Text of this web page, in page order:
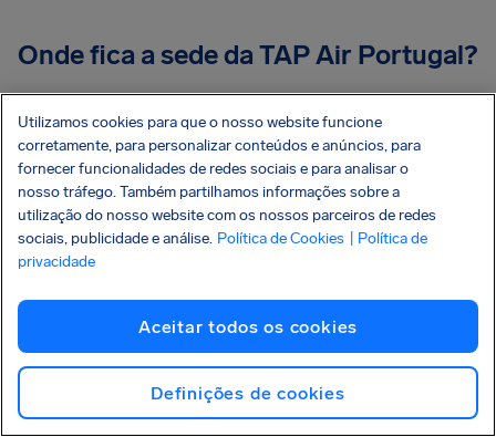
Onde fica a sede da TAP Air Portugal?
A sede corporativa da TAP Air Portugal está
localizada em Lisboa, Portugal. Seus principais
centros de operação são o Aeroporto de Lisboa e o
Aeroporto do Porto.
Atrasos e cancelamentos recentes
dd/mm/aaaa
Utilizamos cookies para que o nosso website funcione
corretamente, para personalizar conteúdos e anúncios, para
fornecer funcionalidades de redes sociais e para analisar o
nosso tráfego. Também partilhamos informações sobre a
utilização do nosso website com os nossos parceiros de redes
sociais, publicidade e análise. Política de Cookies
| Política de
privacidade
Aceitar todos os cookies
Definições de cookies